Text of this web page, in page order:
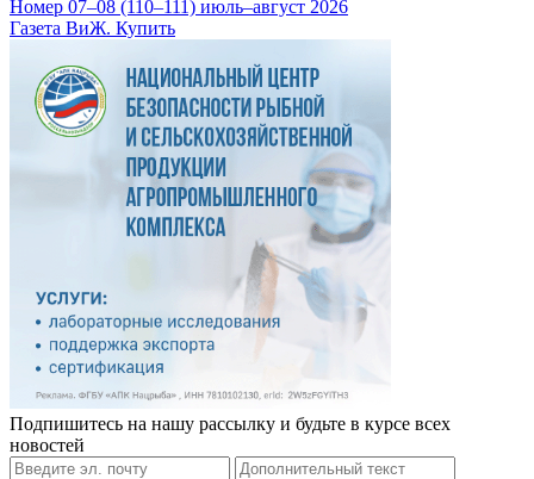
Номер 07–08 (110–111) июль–август 2026
Газета ВиЖ. Купить
Подпишитесь на нашу рассылку и будьте в курсе всех
новостей